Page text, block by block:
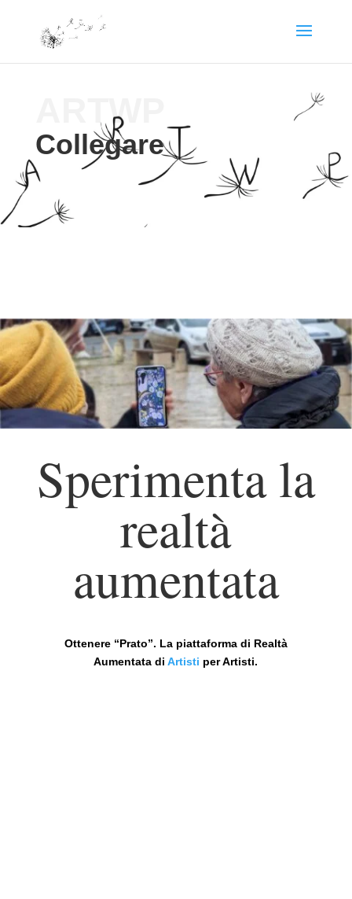
ARTWP
Collegare
Sperimenta la
realtà
aumentata
Ottenere “Prato”. La piattaforma di Realtà
Aumentata diArtisti per Artisti.